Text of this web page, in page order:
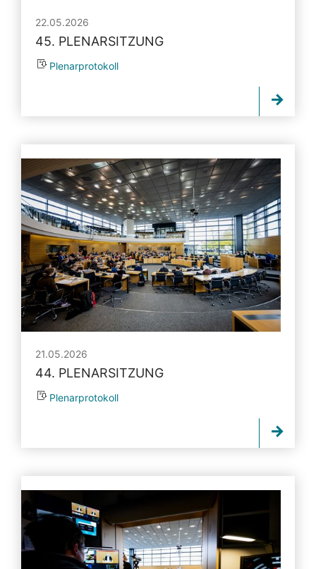
22.05.2026
45. PLENARSITZUNG
Plenarprotokoll
21.05.2026
44. PLENARSITZUNG
Plenarprotokoll